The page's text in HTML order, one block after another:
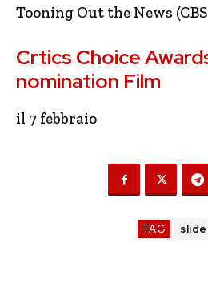
Tooning Out the News
Crtics Choice
nomination Film
il 7 febbraio
TAG